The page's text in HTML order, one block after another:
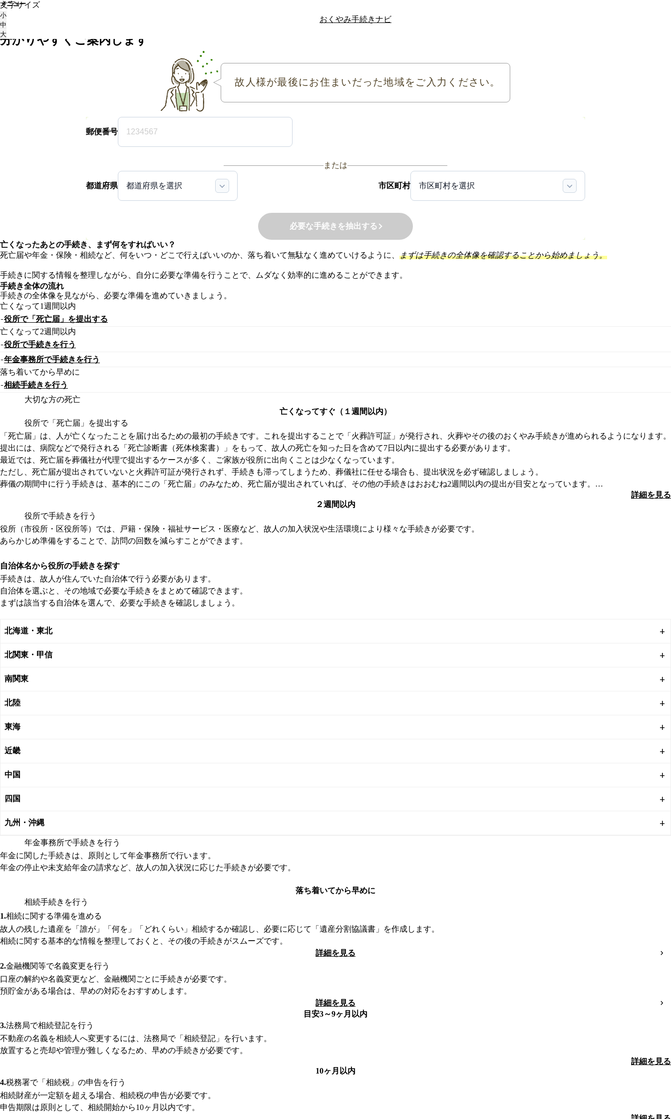
おくやみ手続きナビ
文字サイズ
小
中
大
メニュー
大切な方が亡くなった後
手続き・相続
分かりやすく ご案内します
故人様が最後にお住まいだった地域をご入力ください。
郵便番号
または
都道府県 都道府県を選択 市区町村 市区町村を選択
必要な手続きを抽出する
亡くなったあとの手続き、まず何をすればいい？
死亡届や年金・保険・相続など、何をいつ・どこで行えばいいのか、落ち着いて無駄なく進めていけるように、 まずは手続きの全体像を確認することから始めましょう。
手続きに関する情報を整理しながら、自分に必要な準備を行うことで、ムダなく効率的に進めることができます。
手続き全体の流れ
手続きの全体像を見ながら、必要な準備を進めていきましょう。
亡くなって1週間以内
役所で「死亡届」を提出する
亡くなって2週間以内
役所で手続きを行う
年金事務所で手続きを行う
落ち着いてから早めに
相続手続きを行う
大切な方の死亡
亡くなってすぐ（１週間以内）
役所で「死亡届」を提出する
「死亡届」は、人が亡くなったことを届け出るための最初の手続きです。これを提出することで「火葬許可証」が発行され、火葬やその後のおくやみ手続きが進められるようになります。
提出には、病院などで発行される「死亡診断書（死体検案書）」をもって、故人の死亡を知った日を含めて7日以内に提出する必要があります。
最近では、死亡届を葬儀社が代理で提出するケースが多く、ご家族が役所に出向くことは少なくなっています。
ただし、死亡届が提出されていないと火葬許可証が発行されず、手続きも滞ってしまうため、葬儀社に任せる場合も、提出状況を必ず確認しましょう。
葬儀の期間中に行う手続きは、基本的にこの「死亡届」のみなため、死亡届が提出されていれば、その他の手続きはおおむね2週間以内の提出が目安となっています。
また、死亡診断書の原本は提出すると返却されないため、他の手続き用に「死亡診断書のコピー」を事前にとっておくことをおすすめします。
多くの手続きでは、死亡の事実を証明する書類としてこのコピー（または戸籍謄本）が必要になります。
詳細を見る
２週間以内
役所で手続きを行う
役所（市役所・区役所等）では、戸籍・保険・福祉サービス・医療など、故人の加入状況や生活環境により様々な手続きが必要です。
あらかじめ準備をすることで、訪問の回数を減らすことができます。
自治体名から役所の手続きを探す
手続きは、故人が住んでいた自治体で行う必要があります。
自治体を選ぶと、その地域で必要な手続きをまとめて確認できます。
まずは該当する自治体を選んで、必要な手続きを確認しましょう。
北海道・東北
北関東・甲信
南関東
北陸
東海
近畿
中国
四国
九州・沖縄
年金事務所で手続きを行う
年金に関した手続きは、原則として年金事務所で行います。
年金の停止や未支給年金の請求など、故人の加入状況に応じた手続きが必要です。
落ち着いてから早めに
相続手続きを行う
相続に関する準備を進める
故人の残した遺産を「誰が」「何を」「どれくらい」相続するか確認し、必要に応じて「遺産分割協議書」を作成します。
相続に関する基本的な情報を整理しておくと、その後の手続きがスムーズです。
詳細を見る
金融機関等で名義変更を行う
口座の解約や名義変更など、金融機関ごとに手続きが必要です。
預貯金がある場合は、早めの対応をおすすめします。
詳細を見る
目安3～9ヶ月以内
法務局で相続登記を行う
不動産の名義を相続人へ変更するには、法務局で「相続登記」を行います。
放置すると売却や管理が難しくなるため、早めの手続きが必要です。
詳細を見る
10ヶ月以内
税務署で「相続税」の申告を行う
相続財産が一定額を超える場合、相続税の申告が必要です。
申告期限は原則として、相続開始から10ヶ月以内です。